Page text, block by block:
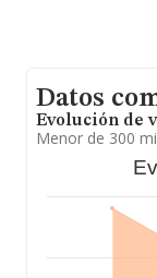
Datos
Evolución de
Menor de 300